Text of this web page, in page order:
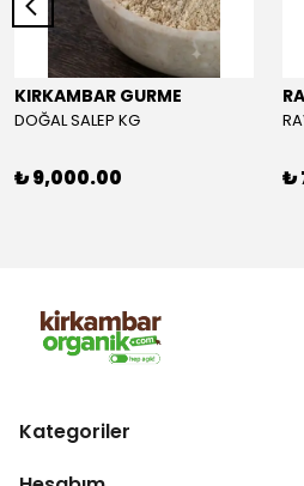
KIRKAMBAR GURME
DOĞAL SALEP KG
₺ 9,000.00 ₺
Kategoriler